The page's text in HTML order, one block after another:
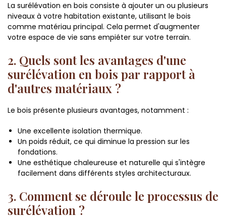
La surélévation en bois consiste à ajouter un ou plusieurs
niveaux à votre habitation existante, utilisant le bois
comme matériau principal. Cela permet d'augmenter
votre espace de vie sans empiéter sur votre terrain.
2. Quels sont les avantages d'une
surélévation en bois par rapport à
d'autres matériaux ?
Le bois présente plusieurs avantages, notamment :
Une excellente isolation thermique.
Un poids réduit, ce qui diminue la pression sur les
fondations.
Une esthétique chaleureuse et naturelle qui s'intègre
facilement dans différents styles architecturaux.
3. Comment se déroule le processus de
surélévation ?